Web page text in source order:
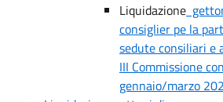
Liquidazione
consiglier pe la
sedute consiliari e
III Commissione
gennaio/marzo